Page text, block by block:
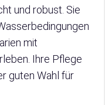
und robust. Sie
mit
Ihre Pflege
guten Wahl für